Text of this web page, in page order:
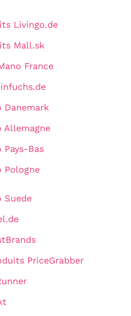
Livingo.de
Mall.sk
France
Danemark
Allemagne
Bas
Pologne
Suede
PriceGrabber